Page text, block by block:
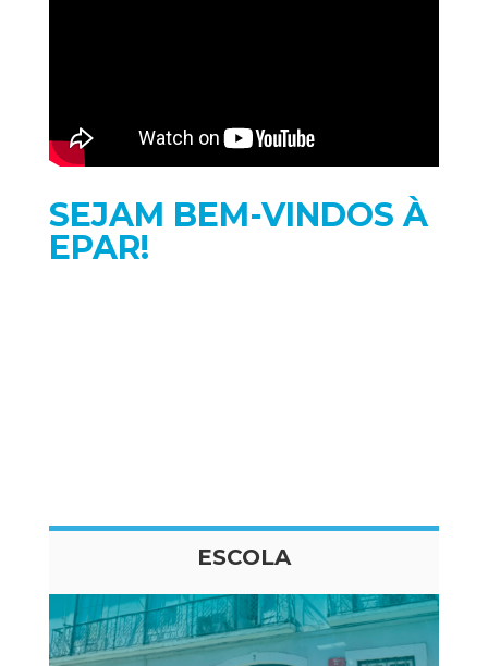
SEJAM BEM-VINDOS À
EPAR!
ESCOLA